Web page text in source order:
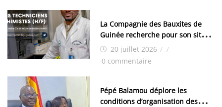
La Compagnie des Bauxites de
Guinée recherche pour son site
de Kamsar des techniciens
chimistes (H/F)
20 juillet 2026 / /
0 commentaire
Pépé Balamou déplore les
conditions d’organisation des